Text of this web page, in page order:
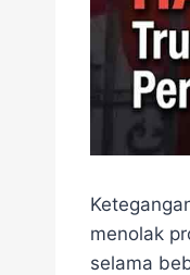
menolak
selama